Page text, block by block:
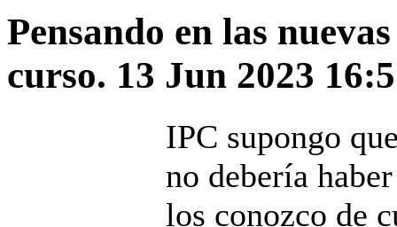
Pensando en las
curso. 13 Jun 2023
IPC supongo
no debería
los conozco de